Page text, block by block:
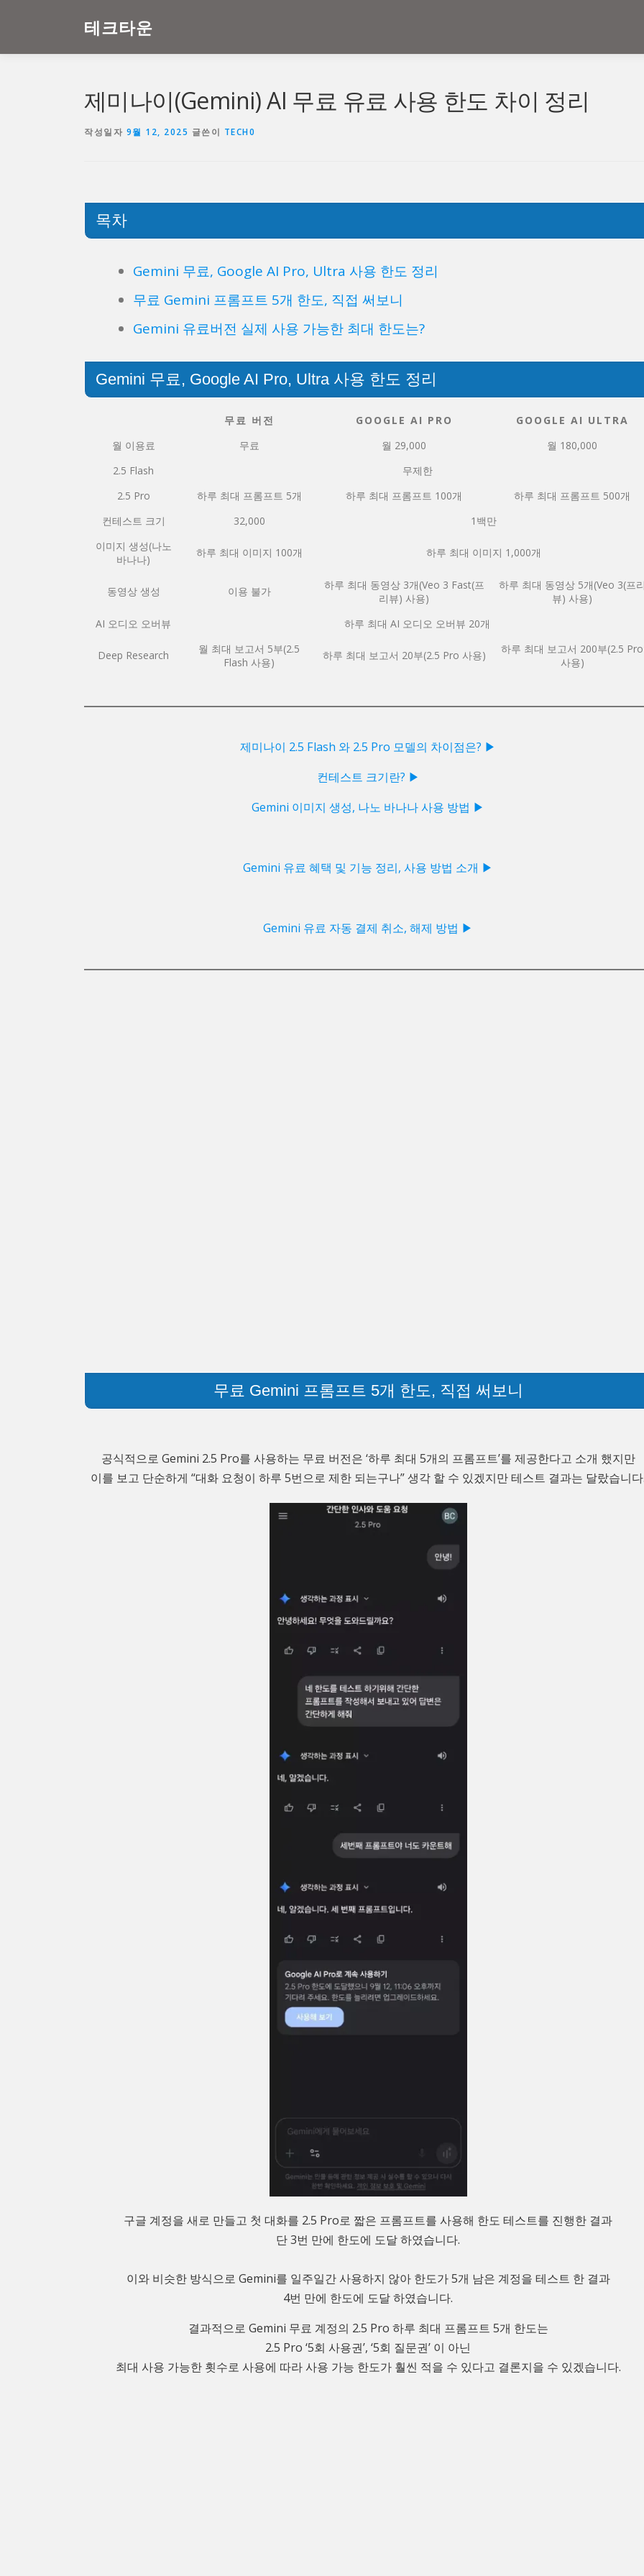
로
테크타운
제미나이(Gemini) AI 무료 유료 사용 한도 차이 정리
작성일자 9월 12, 2025 글쓴이 TECH0
목차
Gemini 무료, Google AI Pro, Ultra 사용 한도 정리
무료 Gemini 프롬프트 5개 한도, 직접 써보니
Gemini 유료버전 실제 사용 가능한 최대 한도는?
Gemini 무료, Google AI Pro, Ultra 사용 한도 정리
무료 버전 GOOGLE AI PRO
GOOGLE AI ULTRA
월 이용료
무료 월 29,000
월 180,000
2.5 Flash
무제한
2.5 Pro
하루 최대 프롬프트 5개 하루 최대 프롬프트 100개
하루 최대 프롬프트 500개
컨테스트 크기
32,000
1백만
이미지 생성(나노
바나나)
하루 최대 이미지 100개 하루 최대 이미지 1,000개
동영상 생성 이용 불가
하루 최대 동영상 3개(Veo 3 Fast(프
리뷰) 사용)
하루 최대 동영상 5개(Veo 3(프
뷰) 사용)
AI 오디오 오버뷰
하루 최대 AI 오디오 오버뷰 20개
Deep Research
월 최대 보고서 5부(2.5
Flash 사용)
하루 최대 보고서 20부(2.5 Pro 사용)
하루 최대 보고서 200부(2.5 Pro
사용)
제미나이 2.5 Flash 와 2.5 Pro 모델의 차이점은? ▶
컨테스트 크기란? ▶
Gemini 이미지 생성, 나노 바나나 사용 방법 ▶
Gemini 유료 혜택 및 기능 정리, 사용 방법 소개 ▶
Gemini 유료 자동 결제 취소, 해제 방법 ▶
무료 Gemini 프롬프트 5개 한도, 직접 써보니
공식적으로 Gemini 2.5 Pro를 사용하는 무료 버전은 ‘하루 최대 5개의 프롬프트’를 제공한다고 소개 했지만
이를 보고 단순하게 “대화 요청이 하루 5번으로 제한 되는구나” 생각 할 수 있겠지만 테스트 결과는 달랐습니
구글 계정을 새로 만들고 첫 대화를 2.5 Pro로 짧은 프롬프트를 사용해 한도 테스트를 진행한 결과
단 3번 만에 한도에 도달 하였습니다.
이와 비슷한 방식으로 Gemini를 일주일간 사용하지 않아 한도가 5개 남은 계정을 테스트 한 결과
4번 만에 한도에 도달 하였습니다.
결과적으로 Gemini 무료 계정의 2.5 Pro 하루 최대 프롬프트 5개 한도는
2.5 Pro ‘5회 사용권’, ‘5회 질문권’ 이 아닌
최대 사용 가능한 횟수로 사용에 따라 사용 가능 한도가 훨씬 적을 수 있다고 결론지을 수 있겠습니다.